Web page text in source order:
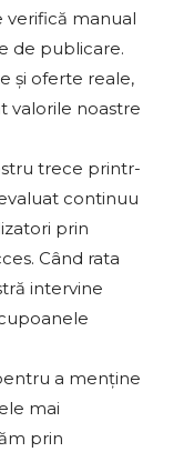
verifică manual
de publicare.
și oferte reale,
valorile noastre
trece printr-
continuu
prin
Când rata
intervine
a menține
mai
prin